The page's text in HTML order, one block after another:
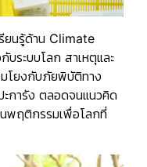
ยนรู้ด้าน Climate
บระบบโลก สาเหตุและ
มโยงกับภัยพิบัติทาง
ะการัง ตลอดจนแนวคิด
นพฤติกรรมเพื่อโลกที่